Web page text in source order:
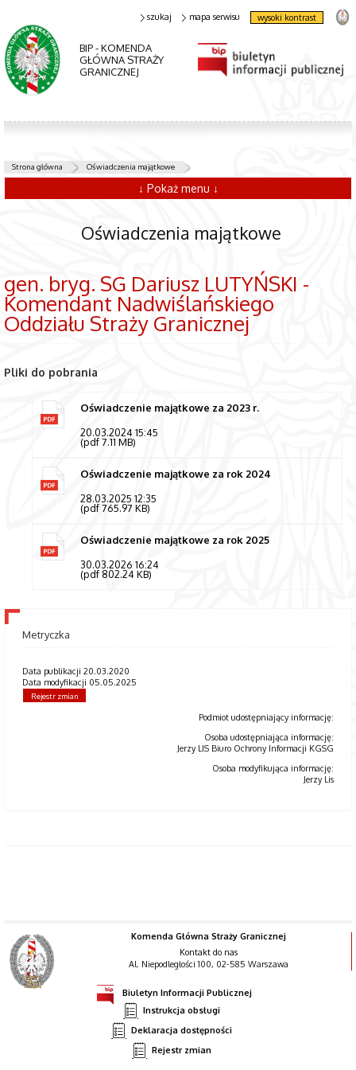
BIP - KOMENDA
GŁÓWNA STRAŻY
GRANICZNEJ
szukaj mapa serwisu wysoki kontrast
Strona główna Oświadczenia majątkowe
↓ Pokaż menu ↓
Oświadczenia majątkowe
gen. bryg. SG Dariusz LUTYŃSKI -
Komendant Nadwiślańskiego
Oddziału Straży Granicznej
Pliki do pobrania
Oświadczenie majątkowe za 2023 r.
20.03.2024 15:45
(pdf 7.11 MB)
Oświadczenie majątkowe za rok 2024
28.03.2025 12:35
(pdf 765.97 KB)
Oświadczenie majątkowe za rok 2025
30.03.2026 16:24
(pdf 802.24 KB)
Metryczka
Data publikacji 20.03.2020
Data modyfikacji 05.05.2025
Rejestr zmian
Podmiot udostępniający informację:
Osoba udostępniająca informację:
Jerzy LIS Biuro Ochrony Informacji KGSG
Osoba modyfikująca informację:
Jerzy Lis
Komenda Główna Straży Granicznej
Kontakt do nas
Al. Niepodległości 100, 02-585 Warszawa
Biuletyn Informacji Publicznej
Instrukcja obsługi
Deklaracja dostępności
Rejestr zmian